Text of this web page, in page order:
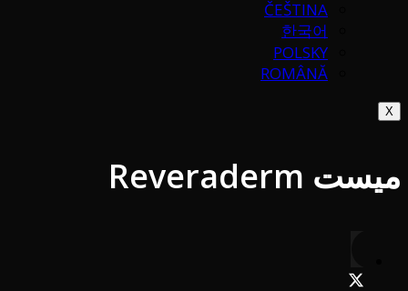
ČEŠTINA
한국어
POLSKY
ROMÂNĂ
X
ميست Reveraderm